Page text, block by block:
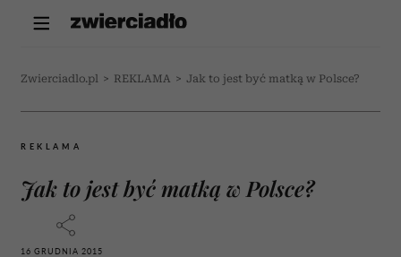
Zwierciadlo.pl > REKLAMA > Jak to jest być matką w Polsce?
REKLAMA
Jak to jest być matką w Polsce?
16 GRUDNIA 2015